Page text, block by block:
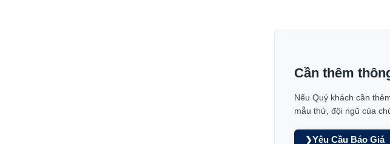
Cần thêm
Nếu Quý khách cần
mẫu thử, đội ngũ của
❯Yêu Cầu Báo Giá